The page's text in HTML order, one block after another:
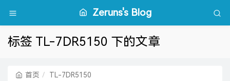
Zeruns's Blog
标签 TL-7DR5150 下的文章
首页 TL-7DR5150